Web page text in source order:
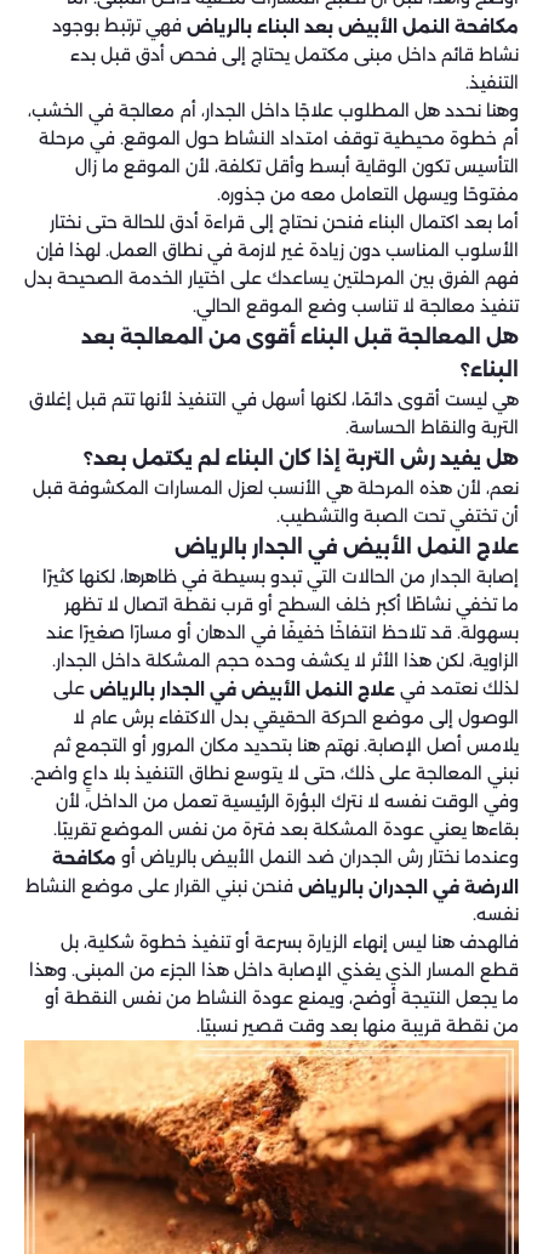
مكافحة النمل الأبيض بعد البناء بالرياضفهي ترتبط بوجود
نشاط قائم داخل مبنى مكتمل يحتاج إلى فحص أدق قبل بدء
التنفيذ.
وهنا نحدد هل المطلوب علاجًا داخل الجدار، أم معالجة في الخشب،
أم خطوة محيطية توقف امتداد النشاط حول الموقع. في مرحلة
التأسيس تكون الوقاية أبسط وأقل تكلفة، لأن الموقع ما زال
مفتوحًا ويسهل التعامل معه من جذوره.
أما بعد اكتمال البناء فنحن نحتاج إلى قراءة أدق للحالة حتى نختار
الأسلوب المناسب دون زيادة غير لازمة في نطاق العمل. لهذا فإن
فهم الفرق بين المرحلتين يساعدك على اختيار الخدمة الصحيحة بدل
تنفيذ معالجة لا تناسب وضع الموقع الحالي.
هل المعالجة قبل البناء أقوى من المعالجة بعد
البناء؟
هي ليست أقوى دائمًا، لكنها أسهل في التنفيذ لأنها تتم قبل إغلاق
التربة والنقاط الحساسة.
هل يفيد رش التربة إذا كان البناء لم يكتمل بعد؟
نعم، لأن هذه المرحلة هي الأنسب لعزل المسارات المكشوفة قبل
أن تختفي تحت الصبة والتشطيب.
علاج النمل الأبيض في الجدار بالرياض
إصابة الجدار من الحالات التي تبدو بسيطة في ظاهرها، لكنها كثيرًا
ما تخفي نشاطًا أكبر خلف السطح أو قرب نقطة اتصال لا تظهر
بسهولة. قد تلاحظ انتفاخًا خفيفًا في الدهان أو مسارًا صغيرًا عند
الزاوية، لكن هذا الأثر لا يكشف وحده حجم المشكلة داخل الجدار.
لذلك نعتمد في علاج النمل الأبيض في الجدار بالرياضعلى
الوصول إلى موضع الحركة الحقيقي بدل الاكتفاء برش عام لا
يلامس أصل الإصابة. نهتم هنا بتحديد مكان المرور أو التجمع ثم
نبني المعالجة على ذلك، حتى لا يتوسع نطاق التنفيذ بلا داعٍ واضح.
وفي الوقت نفسه لا نترك البؤرة الرئيسية تعمل من الداخل، لأن
بقاءها يعني عودة المشكلة بعد فترة من نفس الموضع تقريبًا.
وعندما نختار رش الجدران ضد النمل الأبيض بالرياض أومكافحة
الارضة في الجدران بالرياضفنحن نبني القرار على موضع النشاط
نفسه.
فالهدف هنا ليس إنهاء الزيارة بسرعة أو تنفيذ خطوة شكلية، بل
قطع المسار الذي يغذي الإصابة داخل هذا الجزء من المبنى. وهذا
ما يجعل النتيجة أوضح، ويمنع عودة النشاط من نفس النقطة أو
من نقطة قريبة منها بعد وقت قصير نسبيًا.